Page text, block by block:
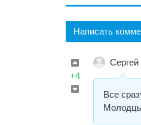
Написать
+4
Сергей
Все